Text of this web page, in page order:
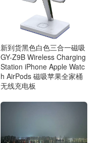
新到货黑色白色三合一磁吸
GY-Z9B Wireless Charging
Station iPhone Apple Watc
h AirPods 磁吸苹果全家桶
无线充电板